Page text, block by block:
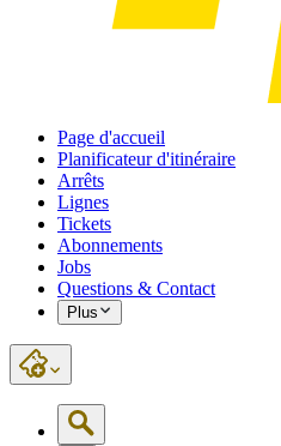
Page d'accueil
Planificateur d'itinéraire
Arrêts
Lignes
Tickets
Abonnements
Jobs
Questions & Contact
Plus